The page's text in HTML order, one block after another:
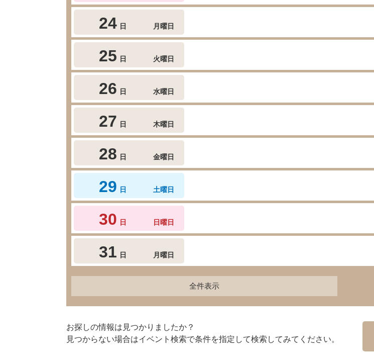
24 日 月曜日
25 日 火曜日
26 日 水曜日
27 日 木曜日
28 日 金曜日
29 日 土曜日
30 日 日曜日
31 日 月曜日
全件表示
お探しの情報は見つかりましたか？
見つからない場合はイベント検索で条件を指定して検索してみてください。